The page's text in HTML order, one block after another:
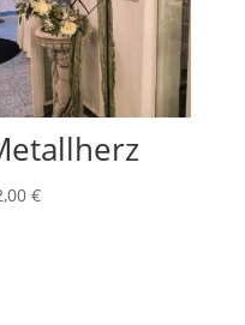
€